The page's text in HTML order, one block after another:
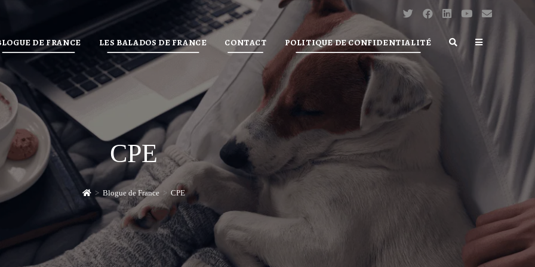
DE FRANCE LES BALADOS DE FRANCE CONTACT POLITIQUE DE CONFIDENTIALITÉ TOGGLE
CPE
> Blogue de France > CPE